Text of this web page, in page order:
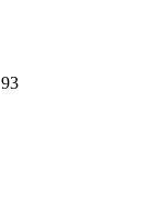
93